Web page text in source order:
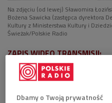
Na zdjęciu (od lewej) Sławomira
Bożena Sawicka (zastępca dyrektora
Kultury z Ministerstwa Kultury i
Świeżak/Polskie Radio
ZAPIS WIDEO TRANSMISJI:
Dbamy o Twoją prywatność